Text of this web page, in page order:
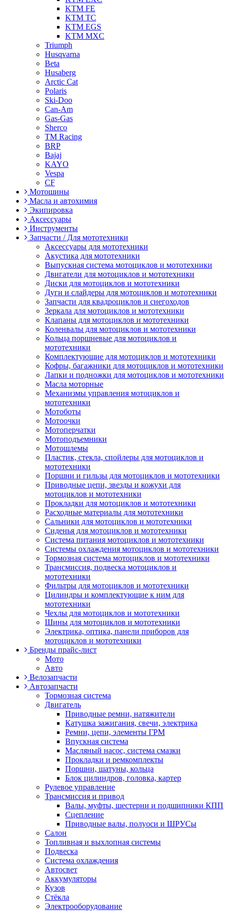
KTM FE
KTM TC
KTM EGS
KTM MXC
Triumph
Husqvarna
Beta
Husaberg
Arctic Cat
Polaris
Ski-Doo
Can-Am
Gas-Gas
Sherco
TM Racing
BRP
Bajaj
KAYO
Vespa
CF
Мотошины
Масла и автохимия
Экипировка
Аксессуары
Инструменты
Запчасти / Для мототехники
Аксессуары для мототехники
Акустика для мототехники
Выпускная система мотоциклов и мототехники
Двигатели для мотоциклов и мототехники
Диски для мотоциклов и мототехники
Дуги и слайдеры для мотоциклов и мототехники
Запчасти для квадроциклов и снегоходов
Зеркала для мотоциклов и мототехники
Клапаны для мотоциклов и мототехники
Коленвалы для мотоциклов и мототехники
Кольца поршневые для мотоциклов и
мототехники
Комплектующие для мотоциклов и мототехники
Кофры, багажники для мотоциклов и мототехники
Лапки и подножки для мотоциклов и мототехники
Масла моторные
Механизмы управления мотоциклов и
мототехники
Мотоботы
Мотоочки
Мотоперчатки
Мотоподъемники
Мотошлемы
Пластик, стекла, спойлеры для мотоциклов и
мототехники
Поршни и гильзы для мотоциклов и мототехники
Приводные цепи, звезды и кожухи для
мотоциклов и мототехники
Прокладки для мотоциклов и мототехники
Расходные материалы для мототехники
Сальники для мотоциклов и мототехники
Сиденья для мотоциклов и мототехники
Система питания мотоциклов и мототехники
Системы охлаждения мотоциклов и мототехники
Тормозная система мотоциклов и мототехники
Трансмиссия, подвеска мотоциклов и
мототехники
Фильтры для мотоциклов и мототехники
Цилиндры и комплектующие к ним для
мототехники
Чехлы для мотоциклов и мототехники
Шины для мотоциклов и мототехники
Электрика, оптика, панели приборов для
мотоциклов и мототехники
Бренды прайс-лист
Мото
Авто
Велозапчасти
Автозапчасти
Тормозная система
Двигатель
Приводные ремни, натяжители
Катушка зажигания, свечи, электрика
Ремни, цепи, элементы ГРМ
Впускная система
Масляный насос, система смазки
Прокладки и ремкомплекты
Поршни, шатуны, кольца
Блок цилиндров, головка, картер
Рулевое управление
Трансмиссия и привод
Валы, муфты, шестерни и подшипники КПП
Сцепление
Приводные валы, полуоси и ШРУСы
Салон
Топливная и выхлопная системы
Подвеска
Система охлаждения
Автосвет
Аккумуляторы
Кузов
Стёкла
Электрооборудование